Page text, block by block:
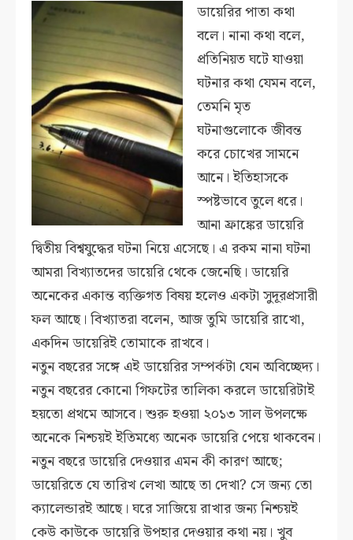
ডায়েরির পাতা কথা
বলে। নানা কথা বলে,
প্রতিনিয়ত ঘটে যাওয়া
ঘটনার কথা যেমন বলে,
তেমনি মৃত
ঘটনাগুলোকে জীবন্ত
করে চোখের সামনে
আনে। ইতিহাসকে
স্পষ্টভাবে তুলে ধরে।
আনা ফ্রাঙ্কের ডায়েরি
দ্বিতীয় বিশ্বযুদ্ধের ঘটনা নিয়ে এসেছে। এ রকম নানা ঘটনা
আমরা বিখ্যাতদের ডায়েরি থেকে জেনেছি। ডায়েরি
অনেকের একান্ত ব্যক্তিগত বিষয় হলেও একটা সুদূরপ্রসারী
ফল আছে। বিখ্যাতরা বলেন, আজ তুমি ডায়েরি রাখো,
একদিন ডায়েরিই তোমাকে রাখবে।
নতুন বছরের সঙ্গে এই ডায়েরির সম্পর্কটা যেন অবিচ্ছেদ্য।
নতুন বছরের কোনো গিফটের তালিকা করলে ডায়েরিটাই
হয়তো প্রথমে আসবে। শুরু হওয়া ২০১৩ সাল উপলক্ষে
অনেকে নিশ্চয়ই ইতিমধ্যে অনেক ডায়েরি পেয়ে থাকবেন।
নতুন বছরে ডায়েরি দেওয়ার এমন কী কারণ আছে;
ডায়েরিতে যে তারিখ লেখা আছে তা দেখা? সে জন্য তো
ক্যালেন্ডারই আছে। ঘরে সাজিয়ে রাখার জন্য নিশ্চয়ই
কেউ কাউকে ডায়েরি উপহার দেওয়ার কথা নয়। খুব